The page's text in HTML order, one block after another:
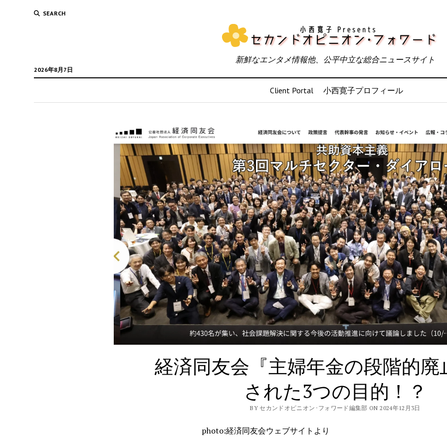
SEARCH
2026年8月7日
新鮮なエンタメ情報他、公平中立な総合ニュースサイト
Client Portal 小西寛子プロフィール
経済同友会『主婦年金の段階的廃
された3つの目的！？
BY セカンドオピニオン･フォワード編集部 ON 2024年12月3日
photo:経済同友会ウェブサイトより